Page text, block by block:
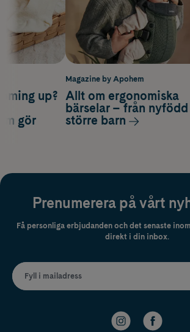
up?
gör
Magazine by Apohem
Allt om ergonomiska
bärselar – från
större barn
Prenumerera på vårt
Få personliga erbjudanden och det senaste
direkt i din inbox.
Fyll i mailadress